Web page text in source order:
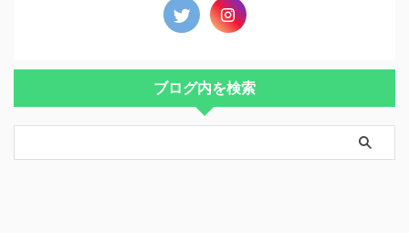
ブログ内を検索